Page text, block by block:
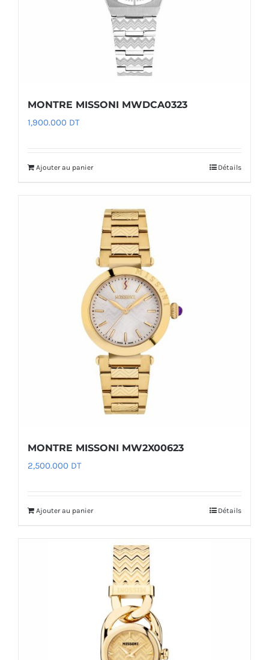
MONTRE MISSONI MWDCA0323
1,900.000 DT
Ajouter au panier Détails
MONTRE MISSONI MW2X00623
2,500.000 DT
Ajouter au panier Détails